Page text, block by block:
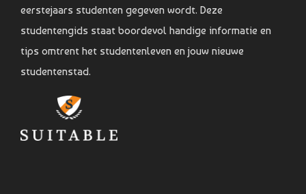
eerstejaars studenten gegeven wordt. Deze
studentengids staat boordevol handige informatie en
tips omtrent het studentenleven en jouw nieuwe
studentenstad.